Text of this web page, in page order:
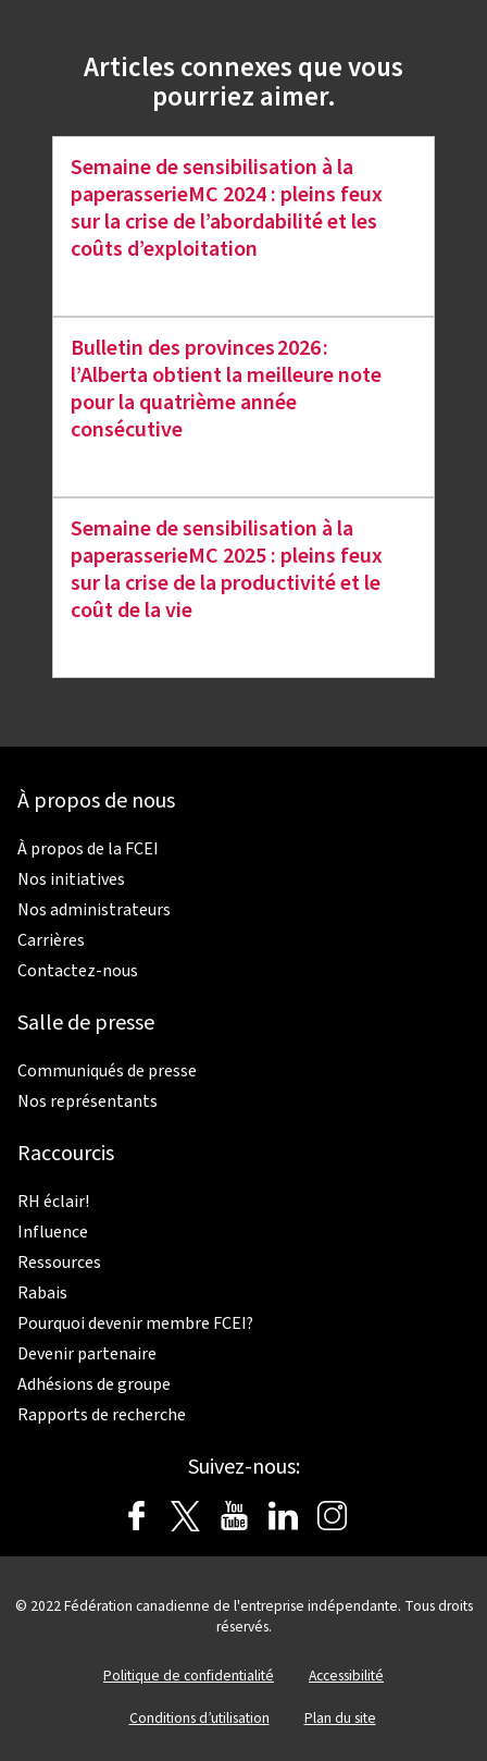
Articles connexes que vous
pourriez aimer.
Semaine de sensibilisation à la
paperasserieMC 2024 : pleins feux
sur la crise de l’abordabilité et les
coûts d’exploitation
Bulletin des provinces 2026 :
l’Alberta obtient la meilleure note
pour la quatrième année
consécutive
Semaine de sensibilisation à la
paperasserieMC 2025 : pleins feux
sur la crise de la productivité et le
coût de la vie
À propos de nous
À propos de la FCEI
Nos initiatives
Nos administrateurs
Carrières
Contactez-nous
Salle de presse
Communiqués de presse
Nos représentants
Raccourcis
RH éclair!
Influence
Ressources
Rabais
Pourquoi devenir membre FCEI?
Devenir partenaire
Adhésions de groupe
Rapports de recherche
Suivez-nous:
© 2022 Fédération canadienne de l'entreprise indépendante. Tous droits
réservés.
Politique de confidentialité Accessibilité
Conditions d’utilisation Plan du site